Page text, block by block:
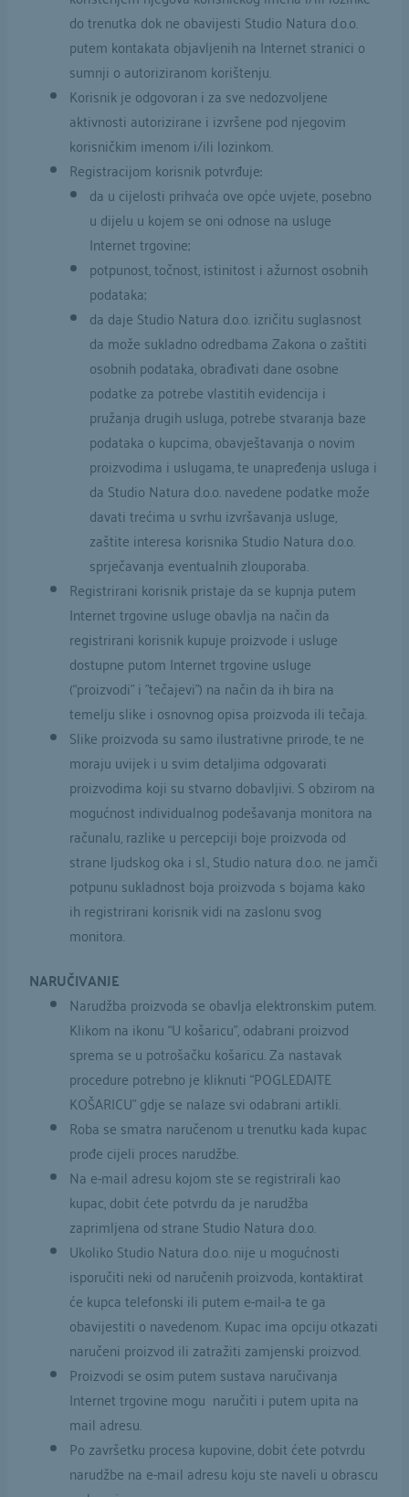
do trenutka dok ne obavijesti Studio Natura d.o.o.
putem kontakata objavljenih na Internet stranici o
sumnji o autoriziranom korištenju.
Korisnik je odgovoran i za sve nedozvoljene
aktivnosti autorizirane i izvršene pod njegovim
korisničkim imenom i/ili lozinkom.
Registracijom korisnik potvrđuje:
da u cijelosti prihvaća ove opće uvjete, posebno
u dijelu u kojem se oni odnose na usluge
Internet trgovine;
potpunost, točnost, istinitost i ažurnost osobnih
podataka;
da daje Studio Natura d.o.o. izričitu suglasnost
da može sukladno odredbama Zakona o zaštiti
osobnih podataka, obrađivati dane osobne
podatke za potrebe vlastitih evidencija i
pružanja drugih usluga, potrebe stvaranja baze
podataka o kupcima, obavještavanja o novim
proizvodima i uslugama, te unapređenja usluga i
da Studio Natura d.o.o. navedene podatke može
davati trećima u svrhu izvršavanja usluge,
zaštite interesa korisnika Studio Natura d.o.o.
sprječavanja eventualnih zlouporaba.
Registrirani korisnik pristaje da se kupnja putem
Internet trgovine usluge obavlja na način da
registrirani korisnik kupuje proizvode i usluge
dostupne putom Internet trgovine usluge
(“proizvodi” i ”tečajevi”) na način da ih bira na
temelju slike i osnovnog opisa proizvoda ili tečaja.
Slike proizvoda su samo ilustrativne prirode, te ne
moraju uvijek i u svim detaljima odgovarati
proizvodima koji su stvarno dobavljivi. S obzirom na
mogućnost individualnog podešavanja monitora na
računalu, razlike u percepciji boje proizvoda od
strane ljudskog oka i sl., Studio natura d.o.o. ne jamči
potpunu sukladnost boja proizvoda s bojama kako
ih registrirani korisnik vidi na zaslonu svog
monitora.
NARUČIVANJE
Narudžba proizvoda se obavlja elektronskim putem.
Klikom na ikonu “U košaricu”, odabrani proizvod
sprema se u potrošačku košaricu. Za nastavak
procedure potrebno je kliknuti “POGLEDAJTE
KOŠARICU” gdje se nalaze svi odabrani artikli.
Roba se smatra naručenom u trenutku kada kupac
prođe cijeli proces narudžbe.
Na e-mail adresu kojom ste se registrirali kao
kupac, dobit ćete potvrdu da je narudžba
zaprimljena od strane Studio Natura d.o.o.
Ukoliko Studio Natura d.o.o. nije u mogućnosti
isporučiti neki od naručenih proizvoda, kontaktirat
će kupca telefonski ili putem e-mail-a te ga
obavijestiti o navedenom. Kupac ima opciju otkazati
naručeni proizvod ili zatražiti zamjenski proizvod.
Proizvodi se osim putem sustava naručivanja
Internet trgovine mogu naručiti i putem upita na
mail adresu.
Po završetku procesa kupovine, dobit ćete potvrdu
narudžbe na e-mail adresu koju ste naveli u obrascu